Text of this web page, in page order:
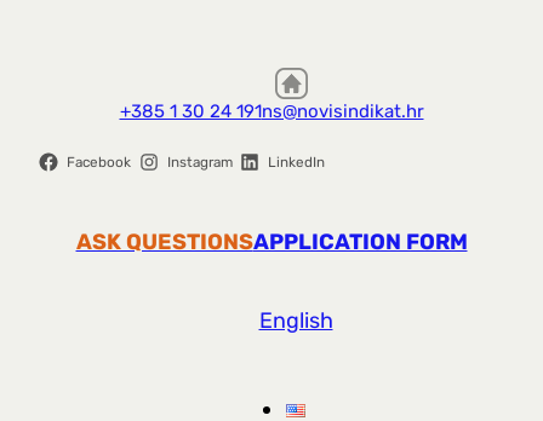
+385 1 30 24 191ns@novisindikat.hr
Facebook Instagram LinkedIn
ASK QUESTIONSAPPLICATION FORM
English